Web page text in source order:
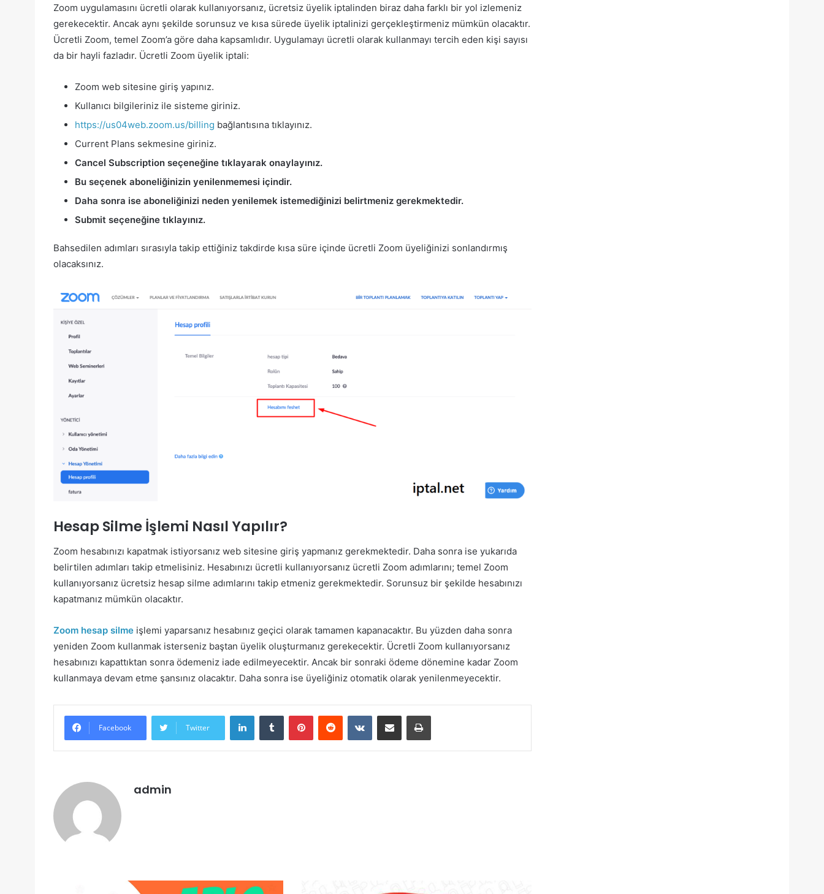
Zoom uygulamasını ücretli olarak kullanıyorsanız, ücretsiz üyelik iptalinden biraz daha farklı bir yol izlemeniz
gerekecektir. Ancak aynı şekilde sorunsuz ve kısa sürede üyelik iptalinizi gerçekleştirmeniz mümkün olacaktır.
Ücretli Zoom, temel Zoom’a göre daha kapsamlıdır. Uygulamayı ücretli olarak kullanmayı tercih eden kişi sayısı
da bir hayli fazladır. Ücretli Zoom üyelik iptali:
Zoom web sitesine giriş yapınız.
Kullanıcı bilgileriniz ile sisteme giriniz.
https://us04web.zoom.us/billing bağlantısına tıklayınız.
Current Plans sekmesine giriniz.
Cancel Subscription seçeneğine tıklayarak onaylayınız.
Bu seçenek aboneliğinizin yenilenmemesi içindir.
Daha sonra ise aboneliğinizi neden yenilemek istemediğinizi belirtmeniz gerekmektedir.
Submit seçeneğine tıklayınız.
Bahsedilen adımları sırasıyla takip ettiğiniz takdirde kısa süre içinde ücretli Zoom üyeliğinizi sonlandırmış
olacaksınız.
Hesap Silme İşlemi Nasıl Yapılır?
Zoom hesabınızı kapatmak istiyorsanız web sitesine giriş yapmanız gerekmektedir. Daha sonra ise yukarıda
belirtilen adımları takip etmelisiniz. Hesabınızı ücretli kullanıyorsanız ücretli Zoom adımlarını; temel Zoom
kullanıyorsanız ücretsiz hesap silme adımlarını takip etmeniz gerekmektedir. Sorunsuz bir şekilde hesabınızı
kapatmanız mümkün olacaktır.
Zoom hesap silme işlemi yaparsanız hesabınız geçici olarak tamamen kapanacaktır. Bu yüzden daha sonra
yeniden Zoom kullanmak isterseniz baştan üyelik oluşturmanız gerekecektir. Ücretli Zoom kullanıyorsanız
hesabınızı kapattıktan sonra ödemeniz iade edilmeyecektir. Ancak bir sonraki ödeme dönemine kadar Zoom
kullanmaya devam etme şansınız olacaktır. Daha sonra ise üyeliğiniz otomatik olarak yenilenmeyecektir.
Facebook Twitter
LinkedInTumblr PinterestReddit VKontakteE-Posta ile paylaş Yazdır
admin